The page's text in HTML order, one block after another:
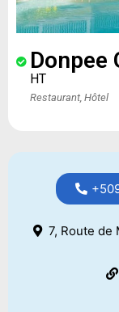
Donpee
HT
Restaurant, Hôtel
7, Route de